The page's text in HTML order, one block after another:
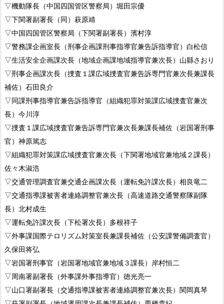
▽機動隊長（中国四国管区警察局）堀田宗優
▽下関署副署長（同）萩原靖
▽中国四国管区警察局（下関署副署長）濱村淳
▽警務課企画室長（刑事企画課刑事指導官兼告訴指導官）白松信
▽生活安全企画課次長（地域企画課地域指導官兼次長）山縣さおり
▽刑事企画課次長（捜査１課広域捜査官兼告訴専門官兼次長兼課長
補佐）石田良介
▽同課刑事指導官兼告訴指導官（組織犯罪対策課広域捜査官兼次
長）今川淳
▽捜査１課広域捜査官兼告訴専門官兼次長兼課長補佐（岩国署刑事
官）神原篤志
▽組織犯罪対策課広域捜査官兼次長（下関署地域官兼地域２課長）
佐々木淑浩
▽交通管理調査官兼交通企画課次長（運転免許課次長）相良竜二
▽交通指導課被害者連絡調整官兼次長（高速道路交通警察隊副隊
長）北村成生
▽運転免許課次長（下松署次長）多根祥子
▽外事課国際テロリズム対策室長兼課長補佐（公安課警備調査官）
久保田将弘
▽岩国署刑事官（岩国署地域官兼地域３課長）岸村恒二
▽周南署副署長（外事課外事指導官）徳光亮一
▽山口署副署長（交通指導課被害者連絡調整官兼次長）関岡真琴